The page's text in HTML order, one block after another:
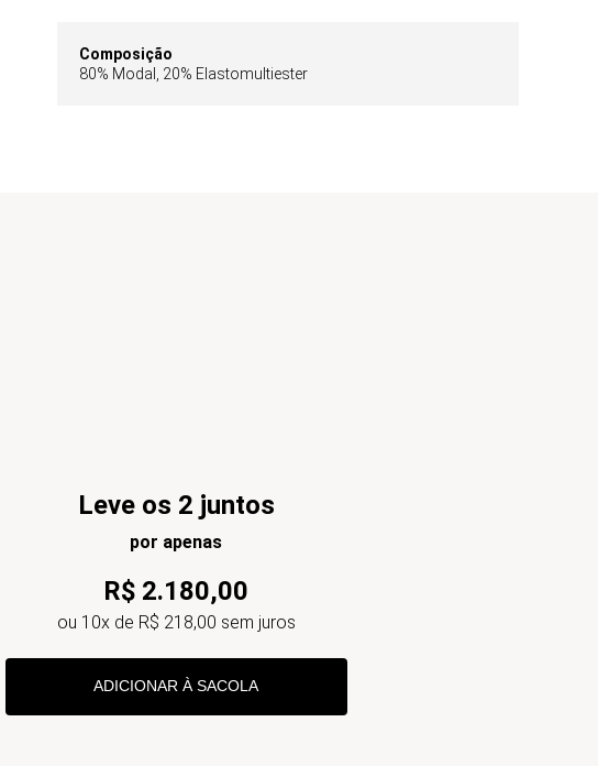
Composição
80% Modal, 20% Elastomultiester
Leve os 2 juntos
por apenas
R$ 2.180,00
ou 10x de R$ 218,00 sem juros
ADICIONAR À SACOLA